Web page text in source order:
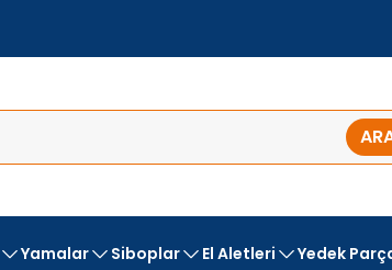
Yamalar Siboplar El Aletleri Yedek